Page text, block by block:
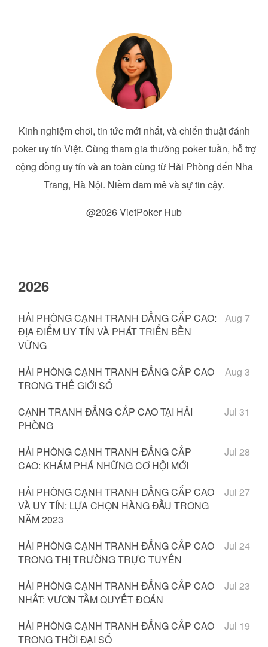
Kinh nghiệm chơi, tin tức mới nhất, và chiến thuật đánh
poker uy tín Việt. Cùng tham gia thưởng poker tuần, hỗ trợ
cộng đồng uy tín và an toàn cùng từ Hải Phòng đến Nha
Trang, Hà Nội. Niềm đam mê và sự tin cậy.
@2026 VietPoker Hub
2026
HẢI PHÒNG CẠNH TRANH ĐẲNG CẤP CAO:
ĐỊA ĐIỂM UY TÍN VÀ PHÁT TRIỂN BỀN
VỮNG
Aug 7
HẢI PHÒNG CẠNH TRANH ĐẲNG CẤP CAO
TRONG THẾ GIỚI SỐ
Aug 3
CẠNH TRANH ĐẲNG CẤP CAO TẠI HẢI
PHÒNG
Jul 31
HẢI PHÒNG CẠNH TRANH ĐẲNG CẤP
CAO: KHÁM PHÁ NHỮNG CƠ HỘI MỚI
Jul 28
HẢI PHÒNG CẠNH TRANH ĐẲNG CẤP CAO
VÀ UY TÍN: LỰA CHỌN HÀNG ĐẦU TRONG
NĂM 2023
Jul 27
HẢI PHÒNG CẠNH TRANH ĐẲNG CẤP CAO
TRONG THỊ TRƯỜNG TRỰC TUYẾN
Jul 24
HẢI PHÒNG CẠNH TRANH ĐẲNG CẤP CAO
NHẤT: VƯƠN TẦM QUYẾT ĐOÁN
Jul 23
HẢI PHÒNG CẠNH TRANH ĐẲNG CẤP CAO
TRONG THỜI ĐẠI SỐ
Jul 19